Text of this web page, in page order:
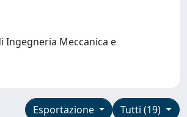
Ingegneria Meccanica e
Tutti (19)
Esportazione